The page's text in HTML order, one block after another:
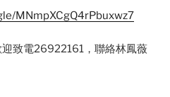
MNmpXCgQ4rPbuxwz7
致電26922161，聯絡林鳳薇